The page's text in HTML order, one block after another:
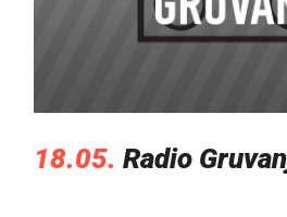
18.05. Radio